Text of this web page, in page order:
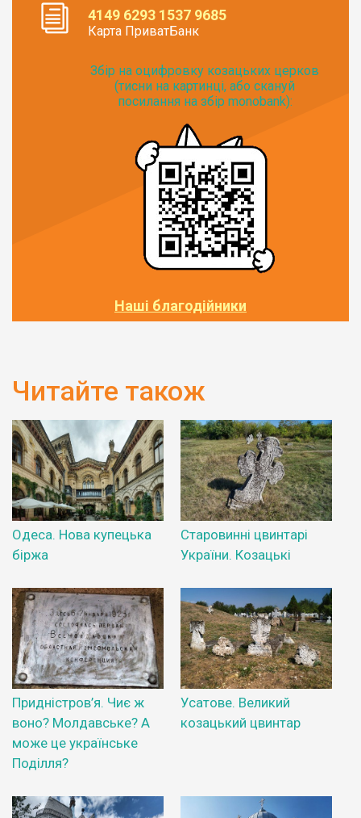
4149 6293 1537 9685
Карта ПриватБанк
Збір на оцифровку козацьких церков
(тисни на картинці, або скануй
посилання на збір monobank):
Наші благодійники
Читайте також
Одеса. Нова купецька
біржа
Старовинні цвинтарі
України. Козацькі
Придністров’я. Чиє ж
воно? Молдавське? А
може це українське
Поділля?
Усатове. Великий
козацький цвинтар